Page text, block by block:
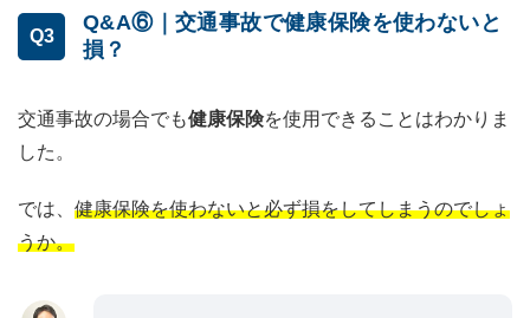
Q3
Q&A⑥｜交通事故で健康保険を使わないと
損？
交通事故の場合でも健康保険を使用できることはわかりま
した。
では、 健康保険を使わないと必ず損をしてしまうのでしょ
うか。